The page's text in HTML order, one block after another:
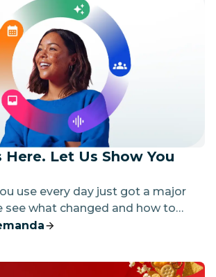
Here. Let Us Show You
use every day just got a major
see what changed and how to
your team.